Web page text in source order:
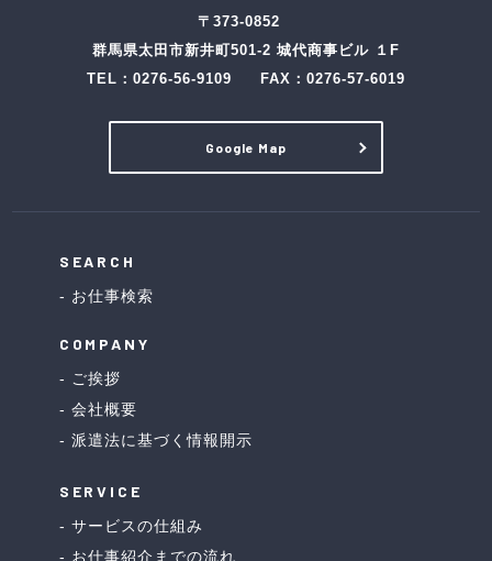
〒373-0852
群馬県太田市新井町501-2 城代商事ビル １F
TEL： 0276-56-9109 FAX：0276-57-6019
Google Map
SEARCH
お仕事検索
COMPANY
ご挨拶
会社概要
派遣法に基づく情報開示
SERVICE
サービスの仕組み
お仕事紹介までの流れ